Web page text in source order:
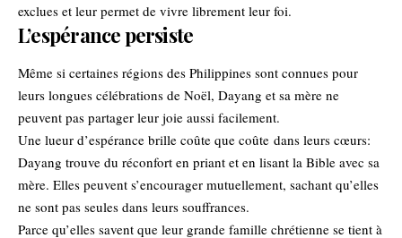
exclues et leur permet de vivre librement leur foi.
L’espérance persiste
Même si certaines régions des Philippines sont connues pour
leurs longues célébrations de Noël, Dayang et sa mère ne
peuvent pas partager leur joie aussi facilement.
Une lueur d’espérance brille coûte que coûte dans leurs cœurs:
Dayang trouve du réconfort en priant et en lisant la Bible avec sa
mère. Elles peuvent s’encourager mutuellement, sachant qu’elles
ne sont pas seules dans leurs souffrances.
Parce qu’elles savent que leur grande famille chrétienne se tient à